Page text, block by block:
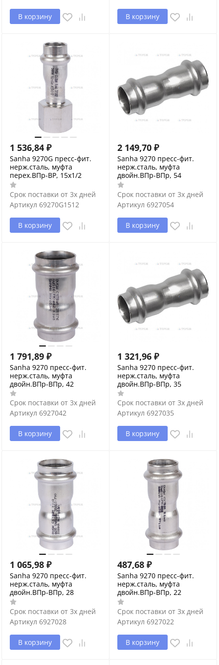
В корзину В корзину
1 536,84 ₽
Sanha 9270G пресс-фит.
нерж.сталь, муфта
перех.ВПр-ВР, 15x1/2
Срок поставки от 3х дней
Артикул 69270G1512
В корзину
2 149,70 ₽
Sanha 9270 пресс-фит.
нерж.сталь, муфта
двойн.ВПр-ВПр, 54
Срок поставки от 3х дней
Артикул 6927054
В корзину
1 791,89 ₽
Sanha 9270 пресс-фит.
нерж.сталь, муфта
двойн.ВПр-ВПр, 42
Срок поставки от 3х дней
Артикул 6927042
В корзину
1 321,96 ₽
Sanha 9270 пресс-фит.
нерж.сталь, муфта
двойн.ВПр-ВПр, 35
Срок поставки от 3х дней
Артикул 6927035
В корзину
1 065,98 ₽
Sanha 9270 пресс-фит.
нерж.сталь, муфта
двойн.ВПр-ВПр, 28
Срок поставки от 3х дней
Артикул 6927028
В корзину
487,68 ₽
Sanha 9270 пресс-фит.
нерж.сталь, муфта
двойн.ВПр-ВПр, 22
Срок поставки от 3х дней
Артикул 6927022
В корзину